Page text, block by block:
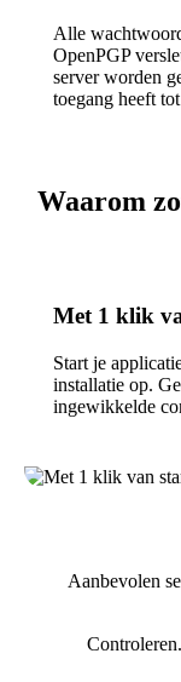
Alle
OpenPGP
server worden
toegang heeft
Waarom
Met 1 klik
Start je
installatie op.
ingewikkelde
Aanbevolen